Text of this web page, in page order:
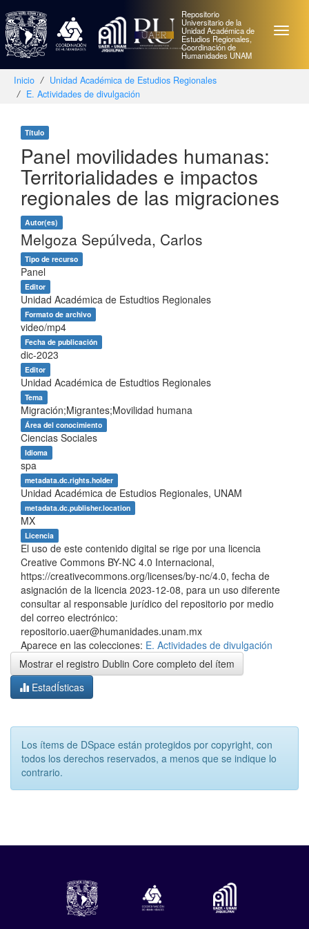
navigation
Repositorio
Universitario de la
Unidad Académica de
Estudios Regionales,
Coordinación de
Humanidades UNAM
Inicio
Unidad Académica de Estudios Regionales
E. Actividades de divulgación
Título
Panel movilidades humanas:
Territorialidades e impactos
regionales de las migraciones
Autor(es)
Melgoza Sepúlveda, Carlos
Tipo de recurso
Panel
Editor
Unidad Académica de Estudtios Regionales
Formato de archivo
video/mp4
Fecha de publicación
dic-2023
Editor
Unidad Académica de Estudtios Regionales
Tema
Migración;Migrantes;Movilidad humana
Área del conocimiento
Ciencias Sociales
Idioma
spa
metadata.dc.rights.holder
Unidad Académica de Estudios Regionales, UNAM
metadata.dc.publisher.location
MX
Licencia
El uso de este contenido digital se rige por una licencia
Creative Commons BY-NC 4.0 Internacional,
https://creativecommons.org/licenses/by-nc/4.0, fecha de
asignación de la licencia 2023-12-08, para un uso diferente
consultar al responsable jurídico del repositorio por medio
del correo electrónico:
repositorio.uaer@humanidades.unam.mx
Aparece en las colecciones: E. Actividades de divulgación
Mostrar el registro Dublin Core completo del ítem
EstadÍsticas
Los ítems de DSpace están protegidos por copyright, con
todos los derechos reservados, a menos que se indique lo
contrario.